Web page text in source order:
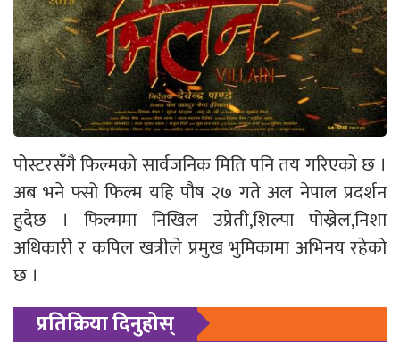
पोस्टरसँगै फिल्मको सार्वजनिक मिति पनि तय गरिएको छ ।
अब भने फ्सो फिल्म यहि पौष २७ गते अल नेपाल प्रदर्शन
हुदैछ । फिल्ममा निखिल उप्रेती,शिल्पा पोख्रेल,निशा
अधिकारी र कपिल खत्रीले प्रमुख भुमिकामा अभिनय रहेको
छ ।
प्रतिक्रिया दिनुहोस्